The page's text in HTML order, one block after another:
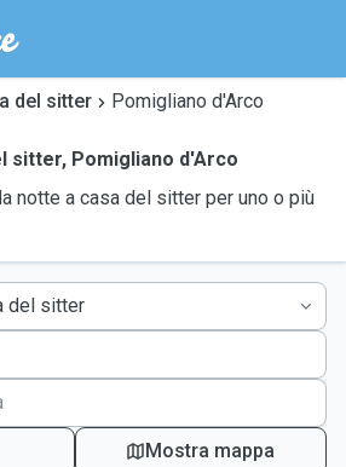
del sitter Pomigliano d'Arco
sitter, Pomigliano d'Arco
notte a casa del sitter per uno o più
del sitter
Mostra mappa